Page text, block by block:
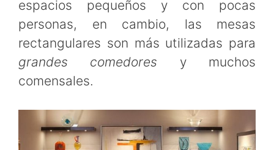
espacios pequeños y con pocas
personas, en cambio, las mesas
rectangulares son más utilizadas para
grandes comedores y muchos
comensales.